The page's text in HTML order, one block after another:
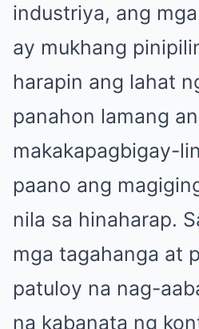
industriya, ang
ay mukhang
harapin ang lahat
panahon lamang
makakapagbigay-
paano ang
nila sa hinaharap.
mga tagahanga at
patuloy na nag-
na kabanata ng